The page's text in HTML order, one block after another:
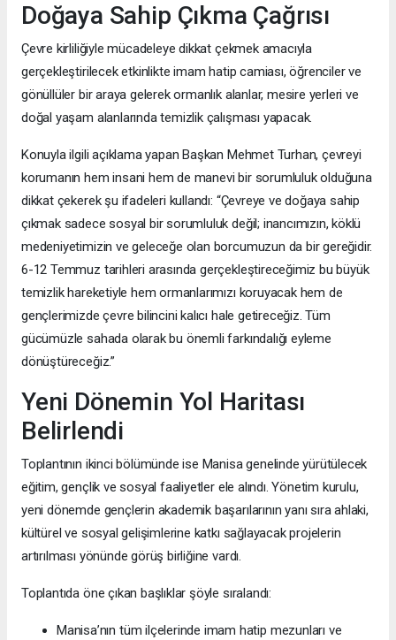
Doğaya Sahip Çıkma Çağrısı
Çevre kirliliğiyle mücadeleye dikkat çekmek amacıyla
gerçekleştirilecek etkinlikte imam hatip camiası, öğrenciler ve
gönüllüler bir araya gelerek ormanlık alanlar, mesire yerleri ve
doğal yaşam alanlarında temizlik çalışması yapacak.
Konuyla ilgili açıklama yapan Başkan Mehmet Turhan, çevreyi
korumanın hem insani hem de manevi bir sorumluluk olduğuna
dikkat çekerek şu ifadeleri kullandı: “Çevreye ve doğaya sahip
çıkmak sadece sosyal bir sorumluluk değil; inancımızın, köklü
medeniyetimizin ve geleceğe olan borcumuzun da bir gereğidir.
6-12 Temmuz tarihleri arasında gerçekleştireceğimiz bu büyük
temizlik hareketiyle hem ormanlarımızı koruyacak hem de
gençlerimizde çevre bilincini kalıcı hale getireceğiz. Tüm
gücümüzle sahada olarak bu önemli farkındalığı eyleme
dönüştüreceğiz.”
Yeni Dönemin Yol Haritası
Belirlendi
Toplantının ikinci bölümünde ise Manisa genelinde yürütülecek
eğitim, gençlik ve sosyal faaliyetler ele alındı. Yönetim kurulu,
yeni dönemde gençlerin akademik başarılarının yanı sıra ahlaki,
kültürel ve sosyal gelişimlerine katkı sağlayacak projelerin
artırılması yönünde görüş birliğine vardı.
Toplantıda öne çıkan başlıklar şöyle sıralandı:
Manisa’nın tüm ilçelerinde imam hatip mezunları ve